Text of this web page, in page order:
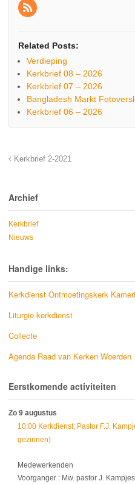
Related Posts:
Verdieping
Kerkbrief 08 – 2026
Kerkbrief 07 – 2026
Bangladesh Markt
Kerkbrief 06 – 2026
Kerkbrief 2-2021
Archief
Kerkbrief
Nieuws
Handige links:
Kerkdienst Ontmoetingskerk
Liturgie kerkdienst
Collecte
Agenda Raad van Kerken Woerden
Eerstkomende activiteiten
Zo 9 augustus
10:00 Kerkdienst; Pastor F.J.
gezinnen)
Medewerkenden
Voorganger : Mw. pastor J.